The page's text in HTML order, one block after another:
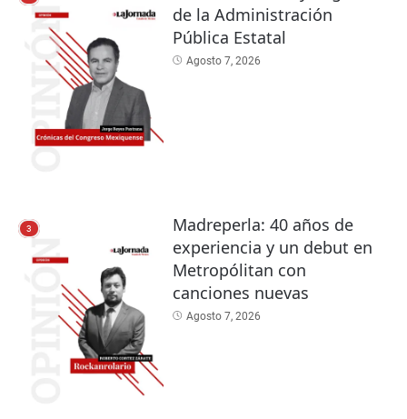
de la Administración
Pública Estatal
Agosto 7, 2026
3
Madreperla: 40 años de
experiencia y un debut en
Metropólitan con
canciones nuevas
Agosto 7, 2026